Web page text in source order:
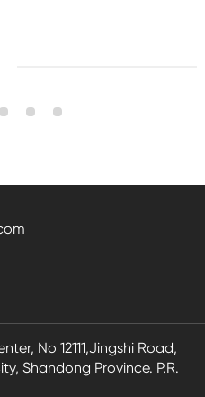
No 12111,Jingshi Road,
Shandong Province. P.R.